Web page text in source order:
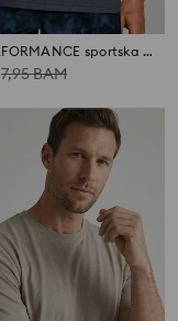
SNSY PERFORMANCE sportska majica
7,95BAM